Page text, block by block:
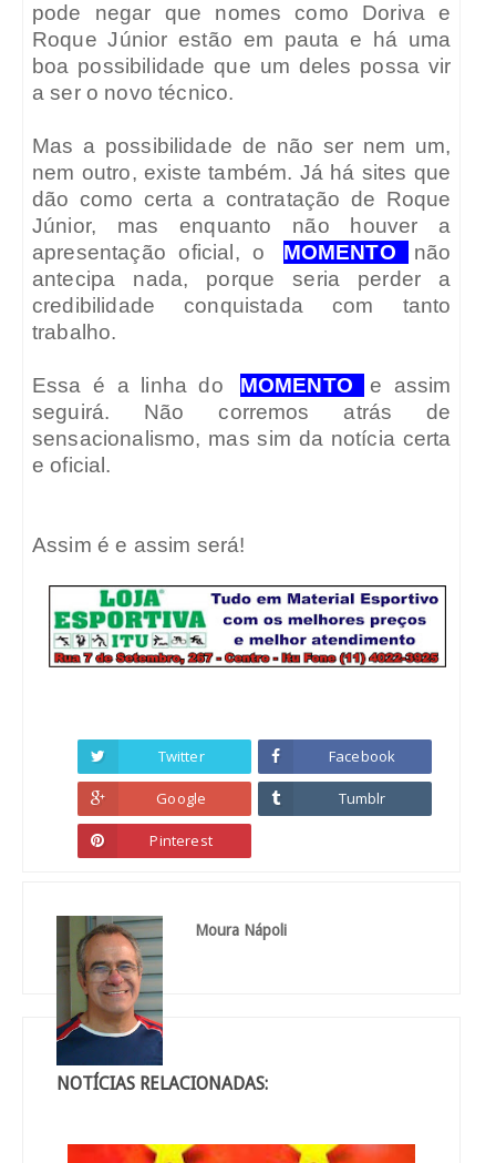
pode negar que nomes como Doriva e
Roque Júnior estão em pauta e há uma
boa possibilidade que um deles possa vir
a ser o novo técnico.
Mas a possibilidade de não ser nem um,
nem outro, existe também. Já há sites que
dão como certa a contratação de Roque
Júnior, mas enquanto não houver a
apresentação oficial, o
MOMENTO
não
antecipa nada, porque seria perder a
credibilidade conquistada com tanto
trabalho.
Essa é a linha do MOMENTO
e assim
seguirá. Não corremos atrás de
sensacionalismo, mas sim da notícia certa
e oficial.
Assim é e assim será!
Twitter Facebook
Google Tumblr
Pinterest
Moura Nápoli
NOTÍCIAS RELACIONADAS: